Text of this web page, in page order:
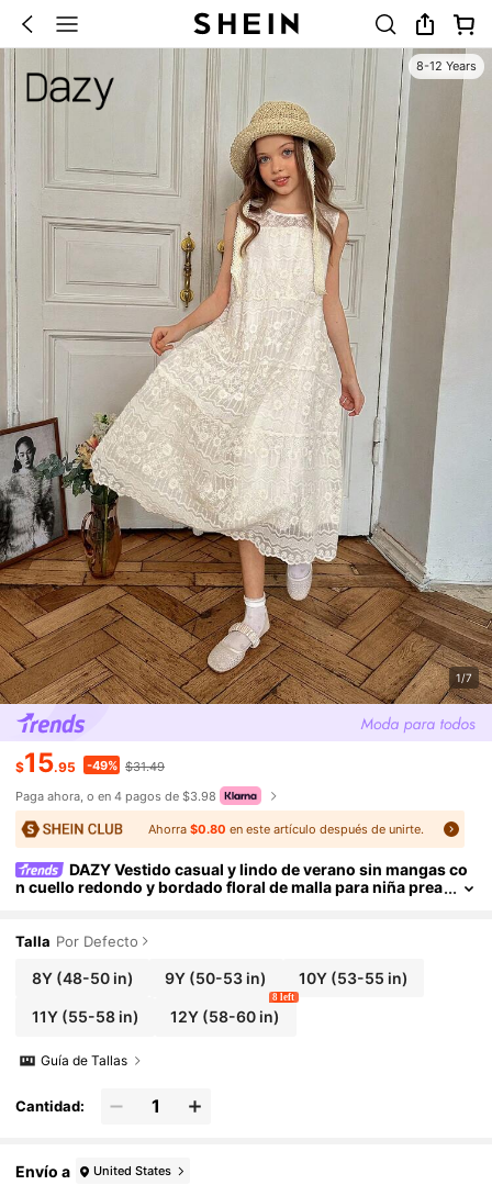
8-12 Years
1/7
$15.95 -49% $31.49
Paga ahora, o en 4 pagos de $3.98
Ahorra$0.80 en este artículo después de unirte.
DAZY Vestido casual y lindo de verano sin mangas co
n cuello redondo y bordado floral de malla para niña prea
Talla Por Defecto
8Y(48-50 in) 9Y (50-53 in) 10Y(53-55 in)
11Y(55-58 in) 12Y (58-60 in)
8 left
Guía de Tallas
Cantidad:
Envío a United States